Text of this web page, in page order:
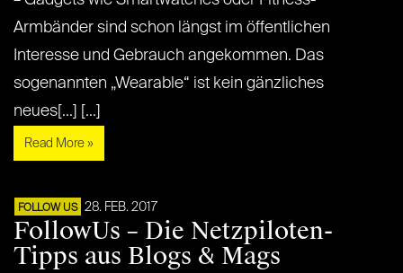
Armbänder sind schon längst im öffentlichen
Interesse und Gebrauch angekommen. Das
sogenannten „Wearable“ ist kein gänzliches
neues[...] [...]
Read More »
FOLLOW US 28. FEB. 2017
FollowUs – Die Netzpiloten-
Tipps aus Blogs & Mags